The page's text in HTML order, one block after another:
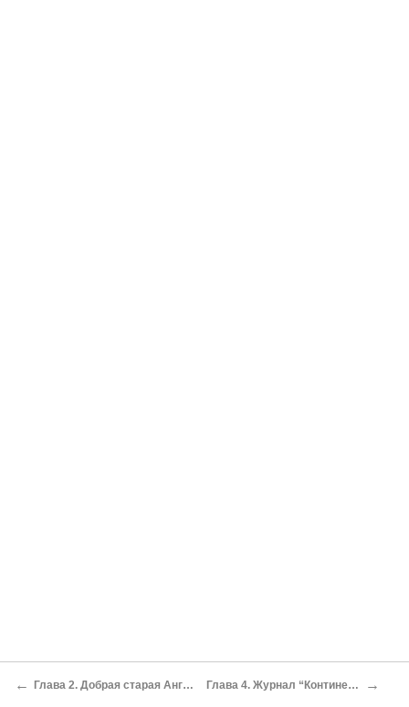
← Глава 2. Добрая старая Англия Глава 4. Журнал “Континент” →